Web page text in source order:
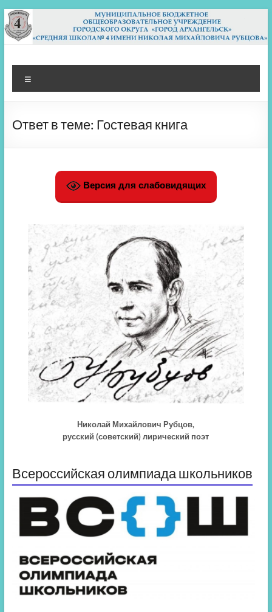
Перейти
к
содержимому
МБОУ СШ 4
Архангельск
Ответ в теме: Гостевая книга
Версия для слабовидящих
Николай Михайлович Рубцов,
русский (советский) лирический поэт
Всероссийская олимпиада школьников